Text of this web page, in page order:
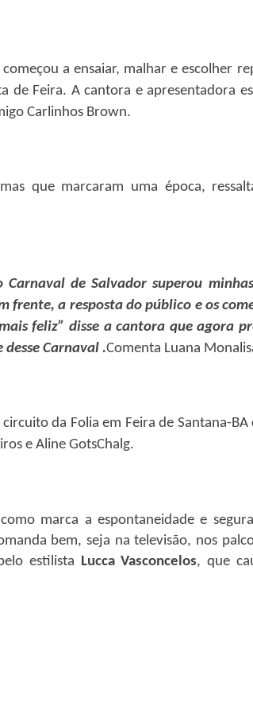
a ensaiar, malhar e escolher
de Feira. A cantora e apresentadora
Carlinhos Brown.
que marcaram uma época,
de Salvador superou
frente, a resposta do público e os
feliz” disse a cantora que agora
Carnaval .Comenta Luana
da Folia em Feira de Santana-BA
e Aline GotsChalg.
marca a espontaneidade e
bem, seja na televisão, nos
estilista Lucca Vasconcelos, que